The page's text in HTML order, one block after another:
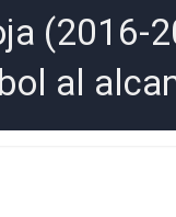
(2016-
al